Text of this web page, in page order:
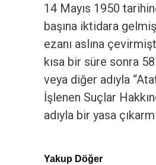
14 Mayıs 1950
başına iktidara
ezanı aslına
kısa bir süre sonra
veya diğer adıyla
İşlenen Suçlar
adıyla bir yasa
Yakup Döğer